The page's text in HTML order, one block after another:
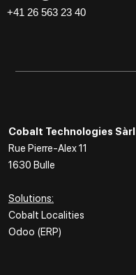
+41 26 563 23 40
Cobalt Technologies Sàrl
Rue Pierre-Alex 11
1630 Bulle
Solutions:
Cobalt Localities
Odoo (ERP)